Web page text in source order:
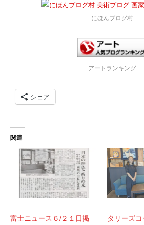
にほんブログ村
アートランキング
シェア
関連
富士ニュース６/２１日掲
タリーズ